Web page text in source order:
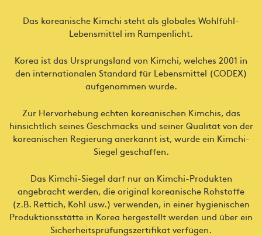
Das koreanische Kimchi steht als globales Wohlfühl-
Lebensmittel im Rampenlicht.
Korea ist das Ursprungsland von Kimchi, welches 2001 in
den internationalen Standard für Lebensmittel (CODEX)
aufgenommen wurde.
Zur Hervorhebung echten koreanischen Kimchis, das
hinsichtlich seines Geschmacks und seiner Qualität von der
koreanischen Regierung anerkannt ist, wurde ein Kimchi-
Siegel geschaffen.
Das Kimchi-Siegel darf nur an Kimchi-Produkten
angebracht werden, die original koreanische Rohstoffe
(z.B. Rettich, Kohl usw.) verwenden, in einer hygienischen
Produktionsstätte in Korea hergestellt werden und über ein
Sicherheitsprüfungszertifikat verfügen.